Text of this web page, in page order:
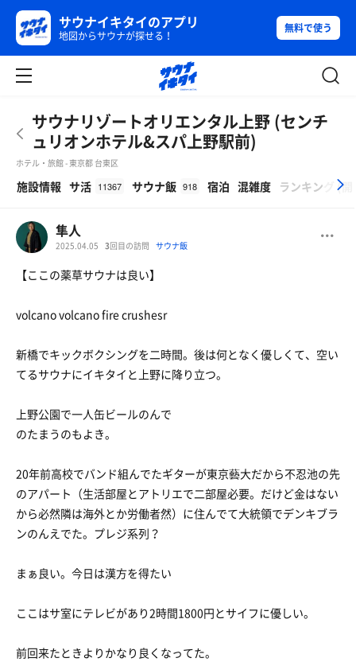
サウナイキタイのアプリ
地図からサウナが探せる！
無料で使う
サウナリゾートオリエンタル上野 (センチ
ュリオンホテル&スパ上野駅前)
ホテル・旅館 - 東京都 台東区
施設情報 サ活 11367 サウナ飯 918 宿泊 混雑度 ランキング (開
隼人
2025.04.05 3回目の訪問 サウナ飯
【ここの薬草サウナは良い】
volcano volcano fire crushesr
新橋でキックボクシングを二時間。後は何となく優しくて、空い
てるサウナにイキタイと上野に降り立つ。
上野公園で一人缶ビールのんで
のたまうのもよき。
20年前高校でバンド組んでたギターが東京藝大だから不忍池の先
のアパート（生活部屋とアトリエで二部屋必要。だけど金はない
から必然隣は海外とか労働者然）に住んでて大統領でデンキブラ
ンのんえでた。プレジ系列？
まぁ良い。今日は漢方を得たい
ここはサ室にテレビがあり2時間1800円とサイフに優しい。
前回来たときよりかなり良くなってた。